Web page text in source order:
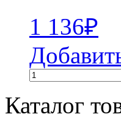
1 136₽
Каталог